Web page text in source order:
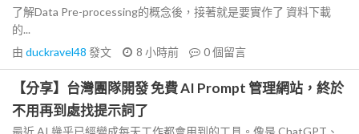
了解Data Pre-processing的概念後，接著就是要實作了 資料下載
的...
由 duckravel48 發文 8 小時前 0個留言
【分享】台灣團隊開發 免費 AI Prompt 管理網站，終於
不用再到處找提示詞了
最近 AI 幾乎已經變成每天工作都會用到的工具。像是 ChatGPT、